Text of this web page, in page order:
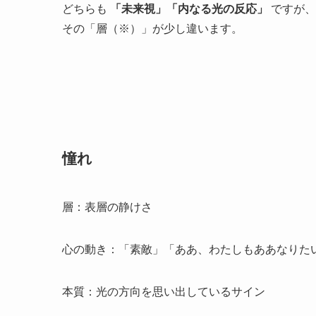
どちらも 「未来視」「内なる光の反応」
ですが、
その「層（※）」が少し違います。
憧れ
層：表層の静けさ
心の動き：「素敵」「ああ、わたしもああなりた
本質：光の方向を思い出しているサイン